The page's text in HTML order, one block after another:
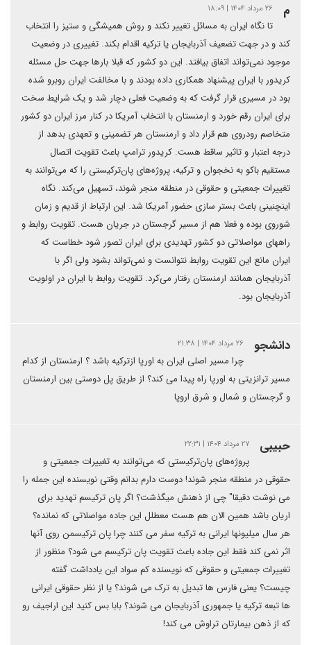
م ۲۶ مرداد ۱۴۰۴ | ۱۸:۰۹
تا نگاه ایران به مسائل تغییر نکند و روش همیشگی و ستیز را انتخاب
کند و در جهت تضعیف آذربایجان یا ترکیه اقدام بکند. تغییری در وضعیت
موجود نمی‌تواند اتفاق بیافتد. این دو کشور که قبلا بارها جهت حل مسئله
کریدور با ایران پیشنهاد همکاری داده بودند و با مخالفت ایران روبرو شده
بود در مسیری قرار گرفت که به وضعیت فعلی دچار شد و یک شرایط سخت
برای ایران رقم خورد و ارمنستان با انتخاب آمریکا در کنار مرز ایران دو کشور
متخاصم رودروی هم قرار داد و ارمنستان هر تضمینی و تعهدی بدهد از
درجه اعتبار و تاثیر ساقط هست. کریدور ترامپ باعث تقویت اتصال
مستقیم باکو به نخجوان و ترکیه، پروژه‌های پان‌ترکیستی را که می‌توانند به
تغییرات جمعیتی و حقوقی در منطقه منجر شوند، تسهیل می‌کند. نگاه
اینچنینی باعث بستر سازی حضور آمریکا شد. این ارتباط از قدیم و زمان
شوروی بوده و فعلا هم از مسیر گرجستان در جریان هست. تقویت روابط و
راههای مواصلاتی د‌و کشور تهدیدی برای ایران تصور شود خطاست که
ایران مانع این تقویت روابط نتوانست و نمی‌تواند بشود ولی اگر با
آذربایجان همانند ارمنستان رفتار می‌کرد. تقویت روابط با ایران در اولویت
آذربایجان بود.
دانشجو ۲۶ مرداد ۱۴۰۴ | ۲۱:۳۸
چرا مسیر اصلی ایران به اورپا ازترکیه باشد ؟ ارمنستان از کدام
مسیر ترانزیتی به اورپا راه پیدا می کند؟ از طریق پل دوستی بین ارمنستان
و گرجستان و شمال و شرق اروپا
حبیبی ۲۷ مرداد ۱۴۰۴ | ۲۲:۳۱
پروژه‌های پان‌ترکیستی که می‌توانند به تغییرات جمعیتی و
حقوقی در منطقه منجر شوند! دوست دارم بدانم وقتی نویسنده این جمله را
می نوشت دقیقا" چی از ذهنش میگذشت؟ اگر پان ترکیسم تهدید برای
اریان باشد همین الان هم هست معطلل این جاده مواصلاتی که نمانده؟
هر سال میلیونها ایرانی به ترکیه سفر می کنند چرا پان ترکیسمن روی آنها
اثر نمی کند فقط این جاده باعث تقویت پان ترکیسم می شود؟ منظور از
تغییرات جمعیتی و حقوقی که نویسنده کم سواد این یادداشت گفته
چیست؟ یعنی فارس ها تبدیل به ترک می شوند؟ یا از نظر حقوقی ایرانی
ها تبعه ترکیه یا جمهوری آذربایجان می شوند؟ بابا بس کنید این اراجیف رو
که از ذهن بیمارتان تراوش می کند!